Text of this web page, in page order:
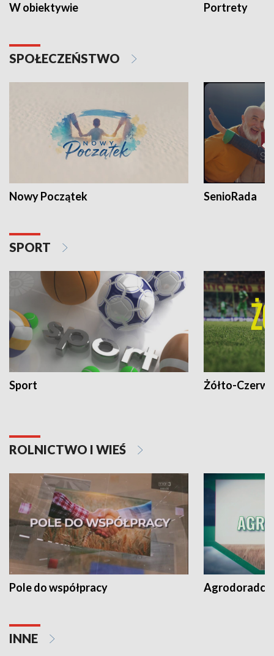
W obiektywie Portrety
SPOŁECZEŃSTWO
Nowy Początek SenioRada
SPORT
Sport Żółto-
ROLNICTWO I WIEŚ
Pole do współpracy Agrodoradcy
INNE